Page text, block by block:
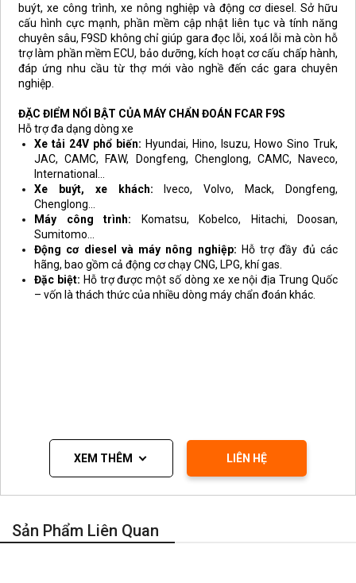
buýt, xe công trình, xe nông nghiệp và động cơ diesel. Sở hữu
cấu hình cực mạnh, phần mềm cập nhật liên tục và tính năng
chuyên sâu, F9SD không chỉ giúp gara đọc lỗi, xoá lỗi mà còn hỗ
trợ làm phần mềm ECU, bảo dưỡng, kích hoạt cơ cấu chấp hành,
đáp ứng nhu cầu từ thợ mới vào nghề đến các gara chuyên
nghiệp.
ĐẶC ĐIỂM NỔI BẬT CỦA MÁY CHẨN ĐOÁN FCAR F9S
Hỗ trợ đa dạng dòng xe
Xe tải 24V phổ biến: Hyundai, Hino, Isuzu, Howo Sino Truk,
JAC, CAMC, FAW, Dongfeng, Chenglong, CAMC, Naveco,
International…
Xe buýt, xe khách: Iveco, Volvo, Mack, Dongfeng,
Chenglong…
Máy công trình: Komatsu, Kobelco, Hitachi, Doosan,
Sumitomo…
Động cơ diesel và máy nông nghiệp: Hỗ trợ đầy đủ các
hãng, bao gồm cả động cơ chạy CNG, LPG, khí gas.
Đặc biệt: Hỗ trợ được một số dòng xe xe nội địa Trung Quốc
– vốn là thách thức của nhiều dòng máy chẩn đoán khác.
XEM THÊM LIÊN HỆ
Sản Phẩm Liên Quan